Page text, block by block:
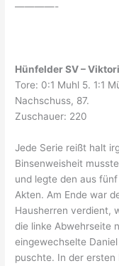
————-
Hünfelder SV –
Tore: 0:1 Muhl 5. 1:1
Nachschuss, 87.
Zuschauer: 220
Jede Serie reißt halt
Binsenweisheit
und legte den aus
Akten. Am Ende war
Hausherren verdient,
die linke Abwehrseite
eingewechselte
puschte. In der ersten